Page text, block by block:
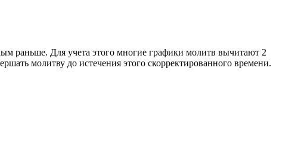
раньше. Для учета этого многие графики молитв вычитают 2
молитву до истечения этого скорректированного времени.